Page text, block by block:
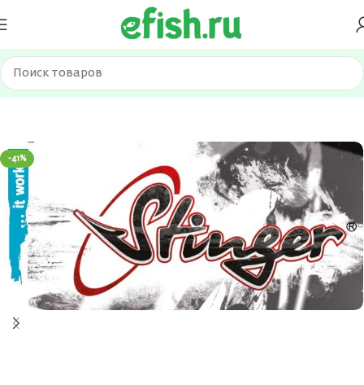
Главная Удилища Спиннинги
-41%